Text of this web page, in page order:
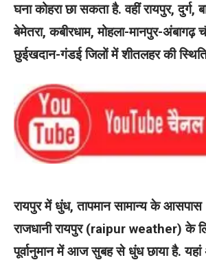
घना कोहरा छा सकता है. वहीं रायपुर, दुर्ग,
बेमेतरा, कबीरधाम, मोहला-मानपुर-अंबागढ़
छुईखदान-गंडई जिलों में शीतलहर की
रायपुर में धुंध, तापमान सामान्य के आसपास
राजधानी रायपुर (raipur weather) के
पूर्वानुमान में आज सुबह से धुंध छाया है.